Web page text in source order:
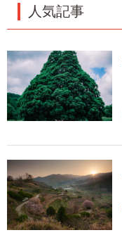
人気記事